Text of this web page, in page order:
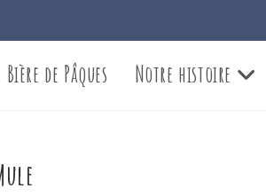
Bière de Pâques Notre histoire